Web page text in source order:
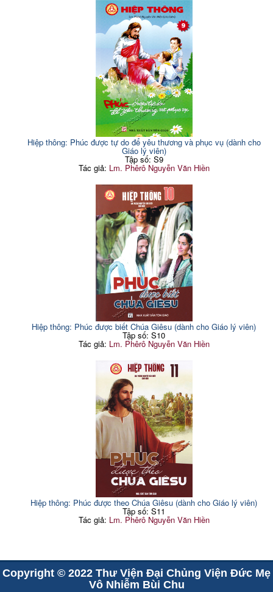
Hiệp thông: Phúc được tự do để yêu thương và phục vụ (dành cho
Giáo lý viên)
Tập số: S9
Tác giả: Lm. Phêrô Nguyễn Văn Hiền
Hiệp thông: Phúc được biết Chúa Giêsu (dành cho Giáo lý viên)
Tập số: S10
Tác giả: Lm. Phêrô Nguyễn Văn Hiền
Hiệp thông: Phúc được theo Chúa Giêsu (dành cho Giáo lý viên)
Tập số: S11
Tác giả: Lm. Phêrô Nguyễn Văn Hiền
Copyright © 2022 Thư Viện Đại Chủng Viện Đức Mẹ
Vô Nhiễm Bùi Chu